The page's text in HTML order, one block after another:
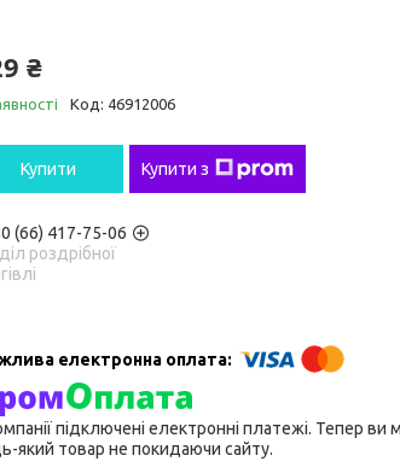
₴
Код: 46912006
Купити Купити з
(66) 417-75-06
роздрібної
підключені електронні платежі. Тепер ви
який товар не покидаючи сайту.